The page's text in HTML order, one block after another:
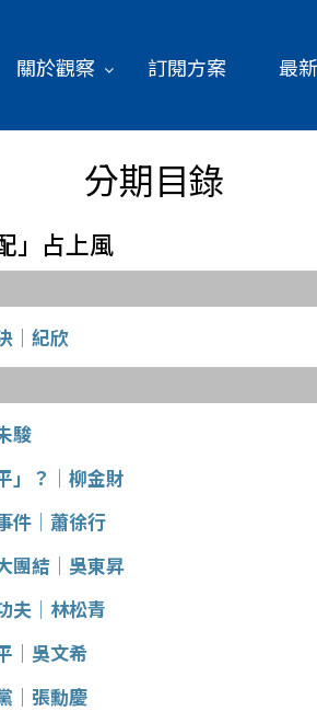
關於觀察 訂閱方案 最
分期目錄
」占上風
│紀欣
駿
」？│柳金財
件│蕭徐行
團結│吳東昇
夫│林松青
│吳文希
│張勳慶